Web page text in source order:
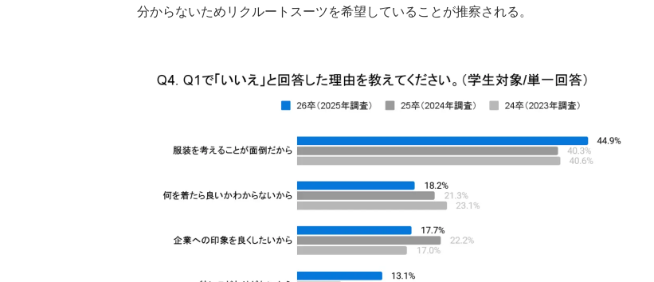
分からないためリクルートスーツを希望していることが推察される。